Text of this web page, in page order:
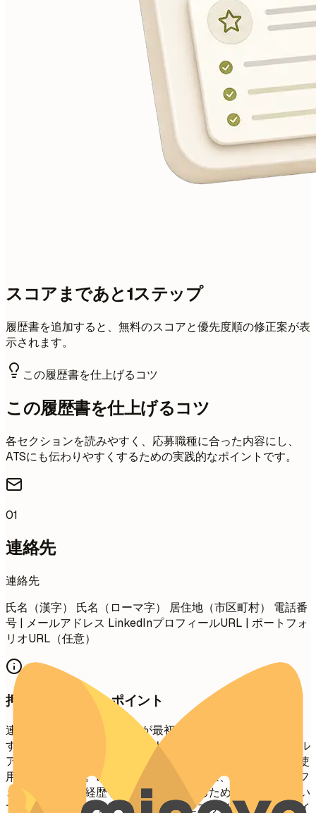
スコアまであと1ステップ
履歴書を追加すると、無料のスコアと優先度順の修正案が表
示されます。
この履歴書を仕上げるコツ
この履歴書を仕上げるコツ
各セクションを読みやすく、応募職種に合った内容にし、
ATSにも伝わりやすくするための実践的なポイントです。
01
連絡先
連絡先
氏名（漢字） 氏名（ローマ字） 居住地（市区町村） 電話番
号 | メールアドレス LinkedInプロフィールURL | ポートフォ
リオURL（任意）
押さえておきたいポイント
連絡先情報は、採用担当者が最初に目にするセクションで
す。簡潔かつプロフェッショナルに保ってください。メール
アドレスは適切なもの（例：
）を使
用してください。LinkedInプロフィールは、あなたのプロフ
ェッショナルな経歴を包括的に理解するために含めると良い
でしょう。ポートフォリオや個人ウェブサイトは、クリエイ